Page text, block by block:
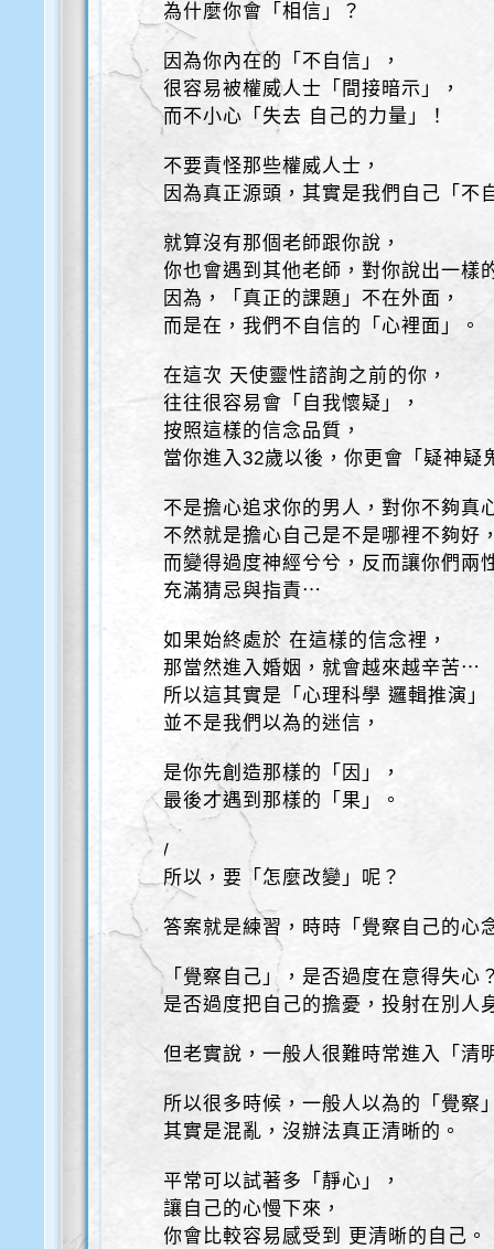
為什麼你會「相信」？
因為你內在的「不自信」，
很容易被權威人士「間接暗示」，
而不小心「失去 自己的力量」！
不要責怪那些權威人士，
因為真正源頭，其實是我們自己「不
就算沒有那個老師跟你說，
你也會遇到其他老師，對你說出一樣
因為，「真正的課題」不在外面，
而是在，我們不自信的「心裡面」。
在這次 天使靈性諮詢之前的你，
往往很容易會「自我懷疑」，
按照這樣的信念品質，
當你進入32歲以後，你更會「疑神
不是擔心追求你的男人，對你不夠真
不然就是擔心自己是不是哪裡不夠好
而變得過度神經兮兮，反而讓你們兩
充滿猜忌與指責⋯
如果始終處於 在這樣的信念裡，
那當然進入婚姻，就會越來越辛苦⋯
所以這其實是「心理科學 邏輯推演」
並不是我們以為的迷信，
是你先創造那樣的「因」，
最後才遇到那樣的「果」。
/
所以，要「怎麼改變」呢？
答案就是練習，時時「覺察自己的心
「覺察自己」，是否過度在意得失心
是否過度把自己的擔憂，投射在別人
但老實說，一般人很難時常進入「清
所以很多時候，一般人以為的「覺察
其實是混亂，沒辦法真正清晰的。
平常可以試著多「靜心」，
讓自己的心慢下來，
你會比較容易感受到 更清晰的自己。